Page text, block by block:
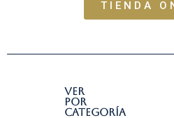
TIENDA
Ver
por
categoría